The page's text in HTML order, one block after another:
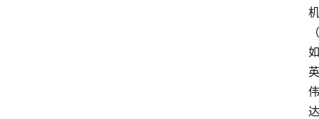
机
（
如
英
伟
达